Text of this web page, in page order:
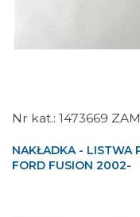
1473669 ZAM
NAKŁADKA - LISTWA
FORD FUSION 2002-